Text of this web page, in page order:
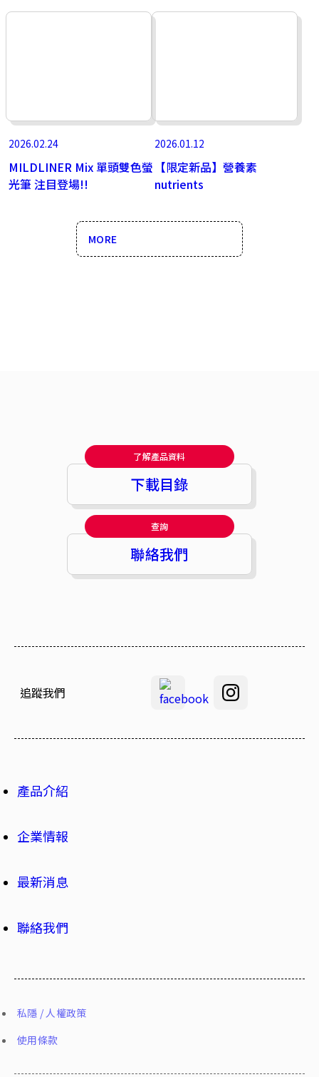
2026.02.24
MILDLINER Mix 單頭雙色螢
光筆 注目登場!!
2026.01.12
【限定新品】營養素
nutrients
MORE
了解產品資料
下載目錄
查詢
聯絡我們
產品介紹
企業情報
最新消息
聯絡我們
追蹤我們
私隱 / 人權政策
使用條款